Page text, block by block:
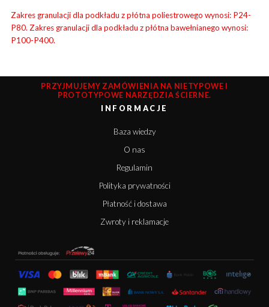
Zakres granulacji dla podkładu z płótna poliestrowego wynosi: P24-
P80. Zakres granulacji dla podkładu z płótna bawełnianego wynosi:
P100-P400.
PRZYJMUJEMY ZAMÓWIENIA NA NIETYPOWE I
PROTOTYPOWE NARZĘDZIA ŚCIERNE.
INFORMACJE
Baza wiedzy
O nas
Regulamin
Polityka prywatności
Płatność i dostawa
Zwroty i reklamacje